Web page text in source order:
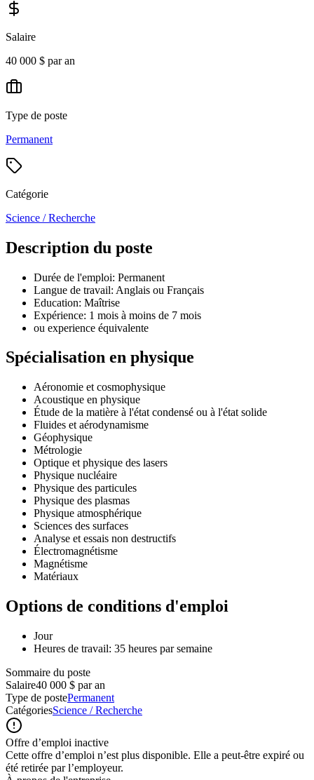
Salaire
40 000 $ par an
Type de poste
Permanent
Catégorie
Science / Recherche
Description du poste
Durée de l'emploi: Permanent
Langue de travail: Anglais ou Français
Education: Maîtrise
Expérience: 1 mois à moins de 7 mois
ou experience équivalente
Spécialisation en physique
Aéronomie et cosmophysique
Acoustique en physique
Étude de la matière à l'état condensé ou à l'état solide
Fluides et aérodynamisme
Géophysique
Métrologie
Optique et physique des lasers
Physique nucléaire
Physique des particules
Physique des plasmas
Physique atmosphérique
Sciences des surfaces
Analyse et essais non destructifs
Électromagnétisme
Magnétisme
Matériaux
Options de conditions d'emploi
Jour
Heures de travail: 35 heures par semaine
Sommaire du poste
Salaire40 000 $ par an
Type de postePermanent
CatégoriesScience / Recherche
Offre d’emploi inactive
Cette offre d’emploi n’est plus disponible. Elle a peut-être expiré ou
été retirée par l’employeur.